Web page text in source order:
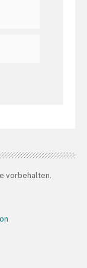
vorbehalten.